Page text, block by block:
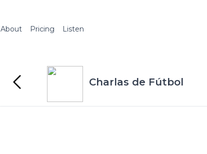
About Pricing Listen
Charlas de Fútbol